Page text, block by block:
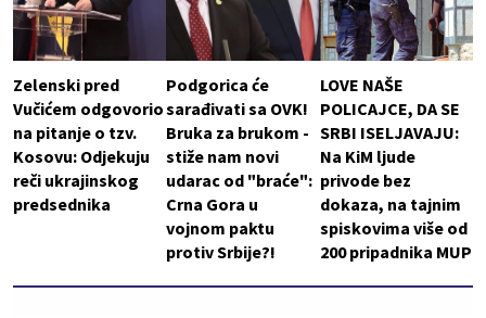
Zelenski pred
Vučićem odgovorio
na pitanje o tzv.
Kosovu: Odjekuju
reči ukrajinskog
predsednika
Podgorica će
sarađivati sa OVK!
Bruka za brukom -
stiže nam novi
udarac od "braće":
Crna Gora u
vojnom paktu
protiv Srbije?!
LOVE NAŠE
POLICAJCE, DA SE
SRBI ISELJAVAJU:
Na KiM ljude
privode bez
dokaza, na tajnim
spiskovima više od
200 pripadnika MUP